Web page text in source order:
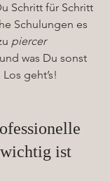
Schritt für Schritt
Schulungen es
piercer
was Du sonst
geht’s!
ist